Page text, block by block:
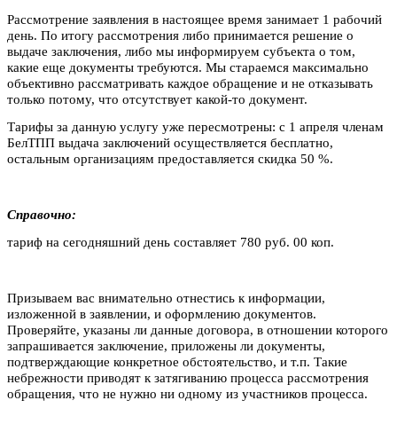
Рассмотрение заявления в настоящее время занимает 1 рабочий
день. По итогу рассмотрения либо принимается решение о
выдаче заключения, либо мы информируем субъекта о том,
какие еще документы требуются. Мы стараемся максимально
объективно рассматривать каждое обращение и не отказывать
только потому, что отсутствует какой-то документ.
Тарифы за данную услугу уже пересмотрены: с 1 апреля членам
БелТПП выдача заключений осуществляется бесплатно,
остальным организациям предоставляется скидка 50 %.
Справочно:
тариф на сегодняшний день составляет 780 руб. 00 коп.
Призываем вас внимательно отнестись к информации,
изложенной в заявлении, и оформлению документов.
Проверяйте, указаны ли данные договора, в отношении которого
запрашивается заключение, приложены ли документы,
подтверждающие конкретное обстоятельство, и т.п. Такие
небрежности приводят к затягиванию процесса рассмотрения
обращения, что не нужно ни одному из участников процесса.